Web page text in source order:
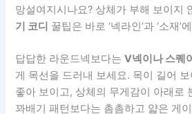
망설여지시나요? 상체가 부해 보이지
기 코디 꿀팁은 바로 ‘넥라인’과 ‘소재’
답답한 라운드넥보다는V넥이나 스퀘
게 목선을 드러내 보세요. 목이 길어 보
좋아 보이고, 상체의 무게감이 아래로
꽈배기 패턴보다는 촘촘하고 얇은 게